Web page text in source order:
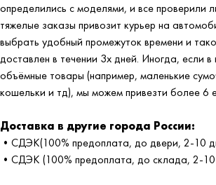
определились с моделями, и все проверили
тяжелые заказы привозит курьер на
выбрать удобный промежуток времени и
доставлен в течении 3х дней. Иногда, если
объёмные товары (например, маленькие
кошельки и тд), мы можем привезти более 6
Доставка в другие города России:
•СДЭК(100% предоплата, до двери, 2-10
•СДЭК (100% предоплата, до склада, 2-10